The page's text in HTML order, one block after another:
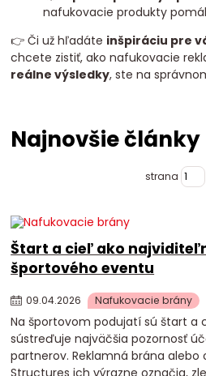
nafukovacie produkty
👉 Či už hľadáte inšpiráciu pre
chcete zistiť, ako nafukovacie
reálne výsledky, ste na
Najnovšie články
strana
Štart a cieľ ako
športového eventu
09.04.2026 Nafukovacie brány
Na športovom podujatí sú štart a
sústreďuje najväčšia pozornosť
partnerov. Reklamná brána alebo
Structures ich výrazne označia,